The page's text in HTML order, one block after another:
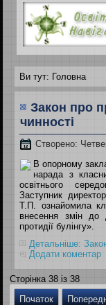
Ви тут: Головна
Закон про
чинності
Створено:
В опорному
нарада з
освітнього
Заступник
Т.П. ознайомила
внесення змін до
протидії булінгу».
Детальніше:
Додати коментар
Сторінка 38 із 38
Початок